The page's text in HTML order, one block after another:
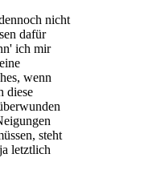
nicht
dafür
ich mir
wenn
diese
steht
letztlich